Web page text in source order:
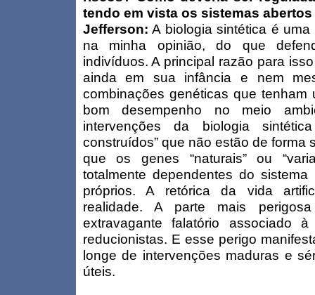
tendo em vista os sistemas
Jefferson: A biologia sintética é
na minha opinião, do que
indivíduos. A principal razão para
ainda em sua infância e nem
combinações genéticas que
bom desempenho no meio
intervenções da biologia
construídos” que não estão de forma
que os genes “naturais” ou
totalmente dependentes do
próprios. A retórica da vida
realidade. A parte mais
extravagante falatório associado
reducionistas. E esse perigo
longe de intervenções maduras e
úteis.